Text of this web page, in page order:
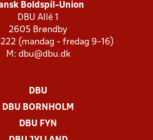
Boldspil-Union
DBU Allé 1
2605 Brøndby
(mandag - fredag 9-16)
M: dbu@dbu.dk
DBU
DBU BORNHOLM
DBU FYN